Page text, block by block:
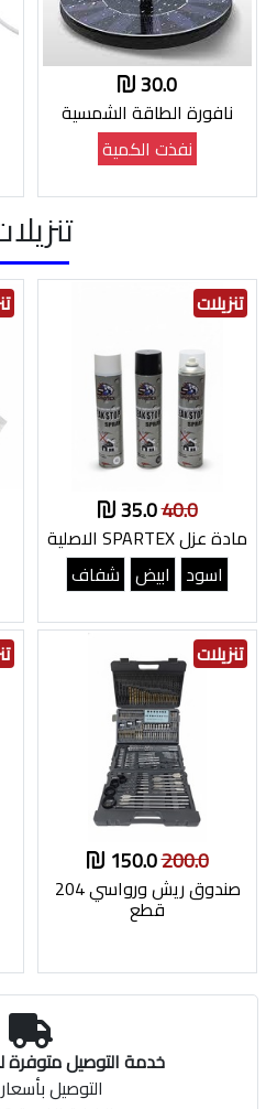
30.0
نافورة الطاقة الشمسية
نفذت الكمية
تنزيلات
40.0
35.0
مادة عزل SPARTEX الاصلية
اسود ابيض شفاف
تنزيلات
200.0
150.0
صندوق ريش ورواسي 204
قطع
خدمة التوصيل متوفرة
التوصيل